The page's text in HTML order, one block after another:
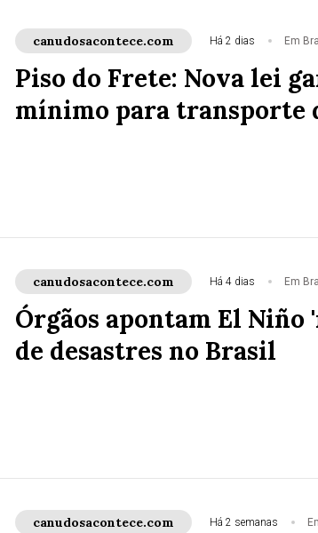
canudosacontece.com Há 2 dias Em
Piso do Frete: Nova lei
mínimo para transporte
canudosacontece.com Há 4 dias Em
Órgãos apontam El
de desastres no Brasil
canudosacontece.com Há 2 semanas